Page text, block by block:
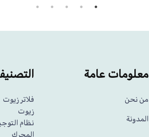
معلومات عامة
من نحن
المدونة
فلاتر زيوت
زيوت
نظام
المحرك